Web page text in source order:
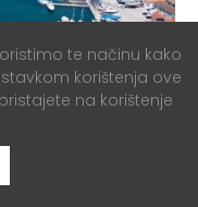
do mora
te načinu kako
korištenja ove
na korištenje